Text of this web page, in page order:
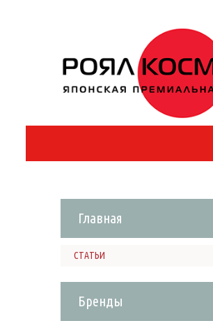
Главная
СТАТЬИ
Бренды